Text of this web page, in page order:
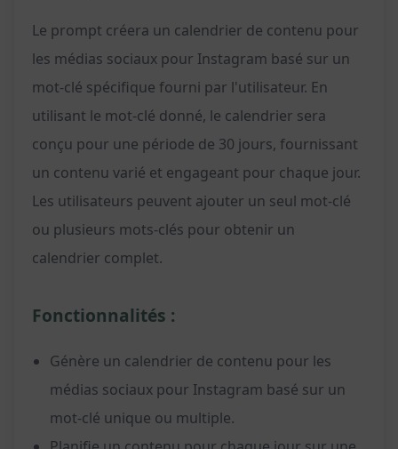
Le prompt créera un calendrier de contenu pour
les médias sociaux pour Instagram basé sur un
mot-clé spécifique fourni par l'utilisateur. En
utilisant le mot-clé donné, le calendrier sera
conçu pour une période de 30 jours, fournissant
un contenu varié et engageant pour chaque jour.
Les utilisateurs peuvent ajouter un seul mot-clé
ou plusieurs mots-clés pour obtenir un
calendrier complet.
Fonctionnalités :
Génère un calendrier de contenu pour les
médias sociaux pour Instagram basé sur un
mot-clé unique ou multiple.